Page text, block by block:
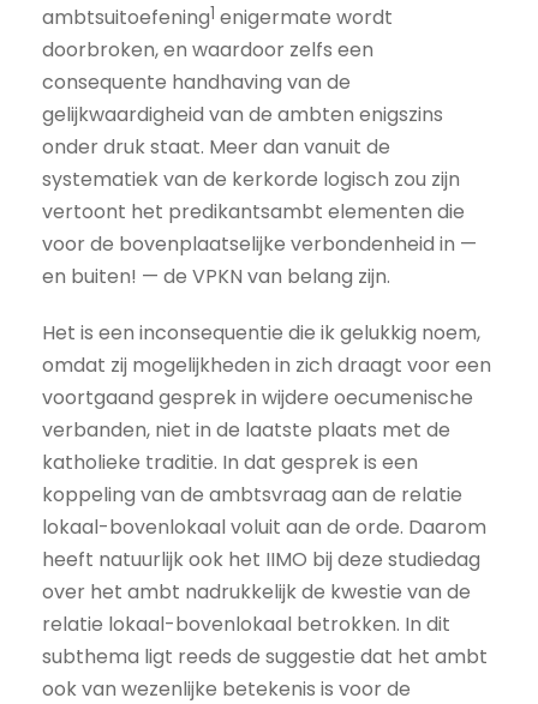
ambtsuitoefening1 enigermate wordt
doorbroken, en waardoor zelfs een
consequente handhaving van de
gelijkwaardigheid van de ambten enigszins
onder druk staat. Meer dan vanuit de
systematiek van de kerkorde logisch zou zijn
vertoont het predikantsambt elementen die
voor de bovenplaatselijke verbondenheid in —
en buiten! — de VPKN van belang zijn.
Het is een inconsequentie die ik gelukkig noem,
omdat zij mogelijkheden in zich draagt voor een
voortgaand gesprek in wijdere oecumenische
verbanden, niet in de laatste plaats met de
katholieke traditie. In dat gesprek is een
koppeling van de ambtsvraag aan de relatie
lokaal-bovenlokaal voluit aan de orde. Daarom
heeft natuurlijk ook het IIMO bij deze studiedag
over het ambt nadrukkelijk de kwestie van de
relatie lokaal-bovenlokaal betrokken. In dit
subthema ligt reeds de suggestie dat het ambt
ook van wezenlijke betekenis is voor de